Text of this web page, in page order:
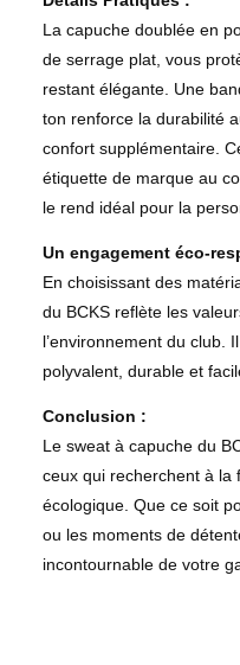
La capuche doublée en
de serrage plat, vous
restant élégante. Une
ton renforce la durabilité
confort supplémentaire.
étiquette de marque au
le rend idéal pour la
Un engagement éco-
En choisissant des
du BCKS reflète les
l’environnement du club.
polyvalent, durable et
Conclusion :
Le sweat à capuche du
ceux qui recherchent à la
écologique. Que ce soit
ou les moments de
incontournable de votre